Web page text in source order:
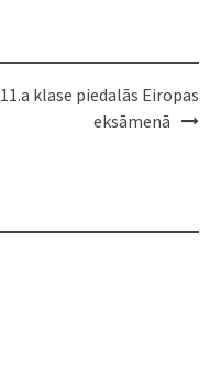
11.a klase piedalās Eiropas
eksāmenā